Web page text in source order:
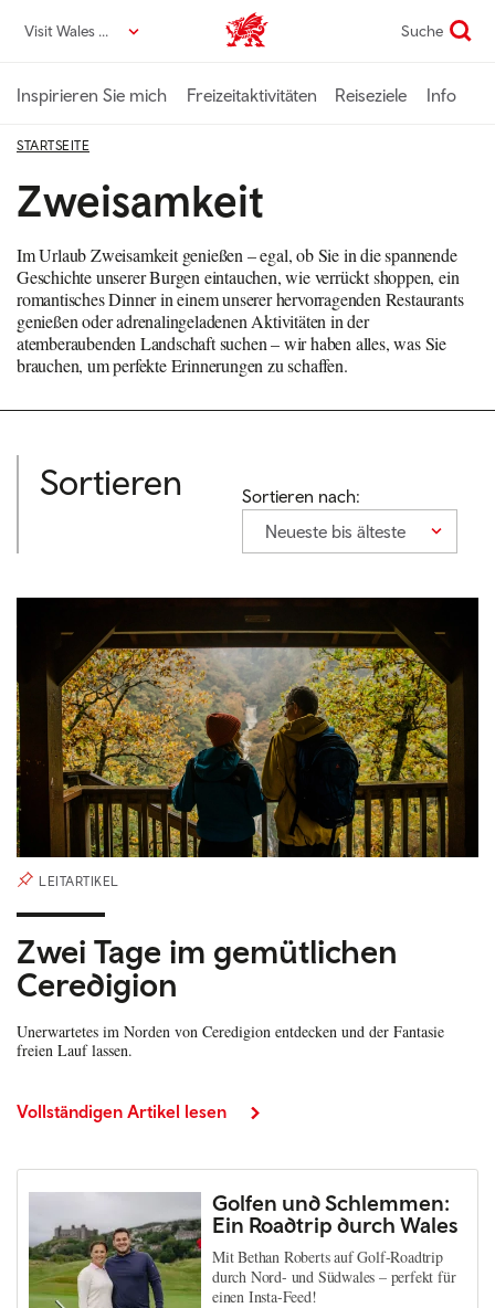
zumVisit Wales DE VisitWales home Suche
Inspirieren Sie mich Freizeitaktivitäten Reiseziele Info
STARTSEITE
Zweisamkeit
Im Urlaub Zweisamkeit genießen – egal, ob Sie in die spannende
Geschichte unserer Burgen eintauchen, wie verrückt shoppen, ein
romantisches Dinner in einem unserer hervorragenden Restaurants
genießen oder adrenalingeladenen Aktivitäten in der
atemberaubenden Landschaft suchen – wir haben alles, was Sie
brauchen, um perfekte Erinnerungen zu schaffen.
Sortieren
Sortieren nach:
Neueste bis älteste
LEITARTIKEL
Zwei Tage im gemütlichen
Ceredigion
Unerwartetes im Norden von Ceredigion entdecken und der Fantasie
freien Lauf lassen.
Vollständigen Artikel lesen
Golfen und Schlemmen:
Ein Roadtrip durch Wales
Mit Bethan Roberts auf Golf-Roadtrip
durch Nord- und Südwales – perfekt für
einen Insta-Feed!